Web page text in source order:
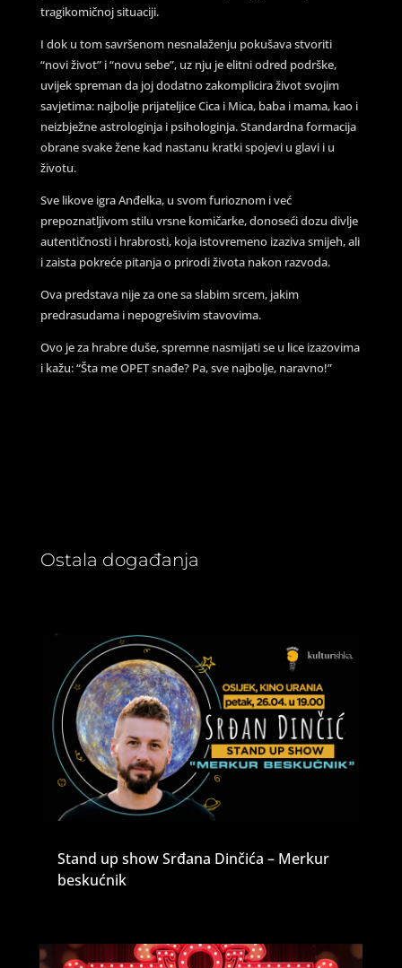
tragikomičnoj situaciji.
I dok u tom savršenom nesnalaženju pokušava stvoriti
“novi život” i “novu sebe”, uz nju je elitni odred podrške,
uvijek spreman da joj dodatno zakomplicira život svojim
savjetima: najbolje prijateljice Cica i Mica, baba i mama, kao i
neizbježne astrologinja i psihologinja. Standardna formacija
obrane svake žene kad nastanu kratki spojevi u glavi i u
životu.
Sve likove igra Anđelka, u svom furioznom i već
prepoznatljivom stilu vrsne komičarke, donoseći dozu divlje
autentičnosti i hrabrosti, koja istovremeno izaziva smijeh, ali
i zaista pokreće pitanja o prirodi života nakon razvoda.
Ova predstava nije za one sa slabim srcem, jakim
predrasudama i nepogrešivim stavovima.
Ovo je za hrabre duše, spremne nasmijati se u lice izazovima
i kažu: “Šta me OPET snađe? Pa, sve najbolje, naravno!”
Ostala događanja
Stand up show Srđana Dinčića – Merkur
beskućnik